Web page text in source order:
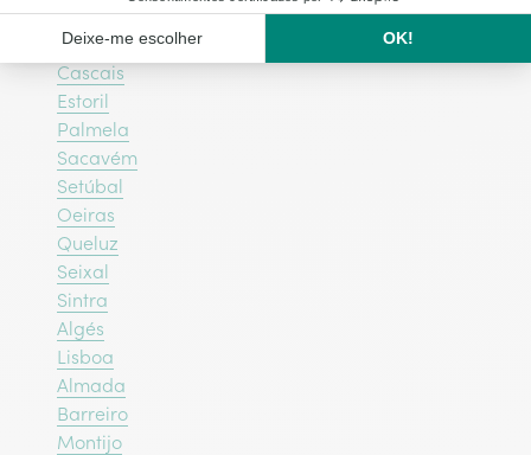
Alenquer
Santarém
Cascais
Estoril
Palmela
Sacavém
Setúbal
Oeiras
Queluz
Seixal
Sintra
Algés
Lisboa
Almada
Barreiro
Montijo